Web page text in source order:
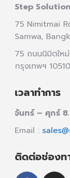
Step
75 Nimitmai
Samwa,
75 ถนนนิมิตให
กรุงเทพฯ 10510
เวลาทำการ
จันทร์ – ศุกร์
Email :
ติดต่อช่องท